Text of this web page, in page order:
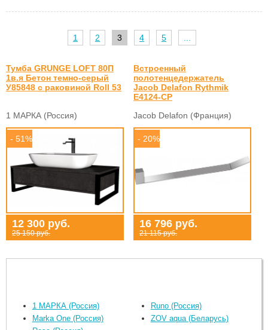
1 2 3 4 5
Тумба GRUNGE LOFT 80П
1в.я Бетон темно-серый
У85848 с раковиной Roll 53
1 МАРКА (Россия)
- 51%
12 300 руб.
25 150 руб.
Встроенный
полотенцедержатель
Jacob Delafon Rythmik
E4124-CP
Jacob Delafon (Франция)
- 20%
16 796 руб.
21 115 руб.
1 МАРКА (Россия)
Marka One (Россия)
Runo (Россия)
ZOV aqua (Беларусь)